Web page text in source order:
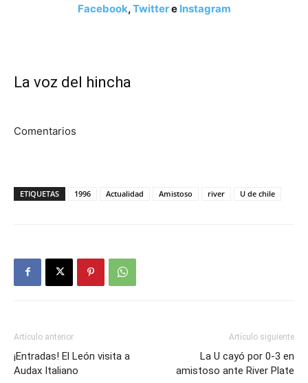
Facebook,Twittere Instagram
La voz del hincha
Comentarios
ETIQUETAS 1996 Actualidad Amistoso river U de chile
Artículo anterior
¡Entradas! El León visita a
Audax Italiano
Artículo siguiente
La U cayó por 0-3 en
amistoso ante River Plate